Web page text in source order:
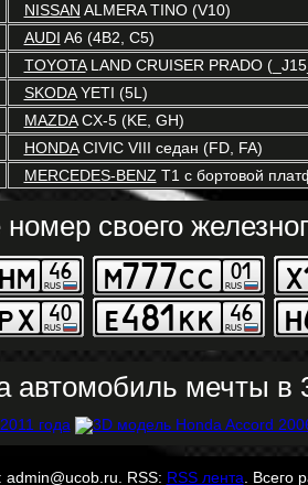
NISSAN ALMERA TINO (V10)
AUDI A6 (4B2, C5)
TOYOTALAND CRUISER PRADO
SKODAYETI (5L)
MAZDACX-5 (KE, GH)
HONDACIVIC VIII седан (FD, FA)
MERCEDES-BENZT1 c бортовой
своего
автомобиль мечты в
RSS: RSS лента. Всего